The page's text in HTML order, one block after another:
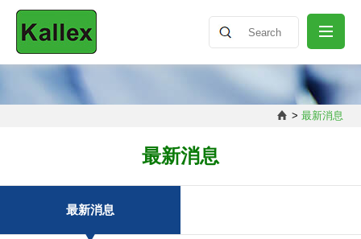
最新消息
> 最新消息
最新消息
最新消息